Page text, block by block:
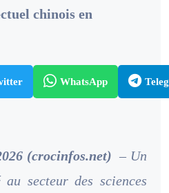
chinois en
WhatsApp
(crocinfos.net) – Un
au secteur des sciences